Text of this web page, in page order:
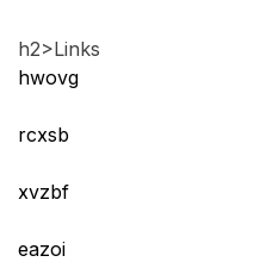
h2>Links
hwovg
rcxsb
xvzbf
eazoi